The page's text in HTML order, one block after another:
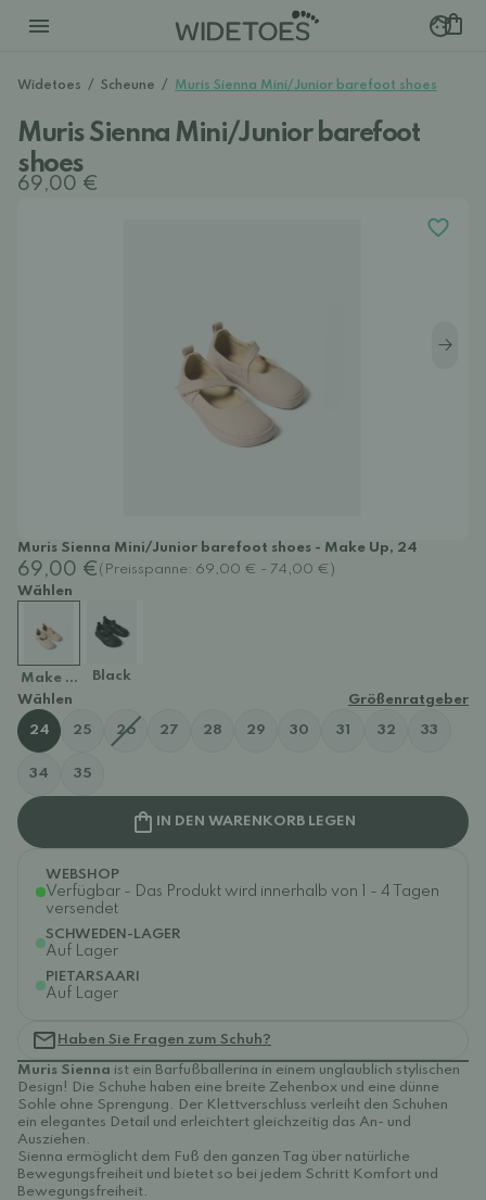
Widetoes / Scheune / Muris Sienna Mini/Junior barefoot shoes
Muris Sienna Mini/Junior barefoot
shoes
69,00 €
Muris Sienna Mini/Junior barefoot shoes - Make Up, 24
69,00 € (Preisspanne: 69,00 € - 74,00 €)
Wählen
Make Up
Black
Wählen
Größenratgeber
24 25 26 27 28 29 30 31 32 33
34 35
IN DEN WARENKORB LEGEN
WEBSHOP
Verfügbar - Das Produkt wird innerhalb von 1 - 4 Tagen
versendet
SCHWEDEN-LAGER
Auf Lager
PIETARSAARI
Auf Lager
Haben Sie Fragen zum Schuh?
Muris Sienna ist ein Barfußballerina in einem unglaublich stylischen
Design! Die Schuhe haben eine breite Zehenbox und eine dünne
Sohle ohne Sprengung. Der Klettverschluss verleiht den Schuhen
ein elegantes Detail und erleichtert gleichzeitig das An- und
Ausziehen.
Sienna ermöglicht dem Fuß den ganzen Tag über natürliche
Bewegungsfreiheit und bietet so bei jedem Schritt Komfort und
Bewegungsfreiheit.